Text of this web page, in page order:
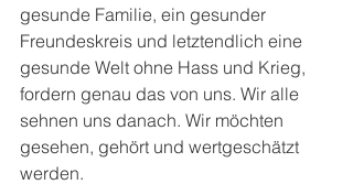
gesunde Familie, ein gesunder
Freundeskreis und letztendlich eine
gesunde Welt ohne Hass und Krieg,
fordern genau das von uns. Wir alle
sehnen uns danach. Wir möchten
gesehen, gehört und wertgeschätzt
werden.